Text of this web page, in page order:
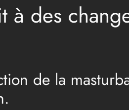
à des
de la